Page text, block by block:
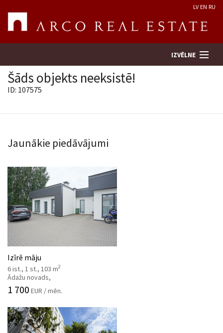
LV EN RU
IZVĒLNE
Uzņēmums
Pakalpojumi
Kontakti
Šāds objekts neeksistē!
ID: 107575
Jaunākie piedāvājumi
Izīrē māju
6 ist., 1 st., 103 m2
Ādažu novads,
1 700 EUR / mēn.